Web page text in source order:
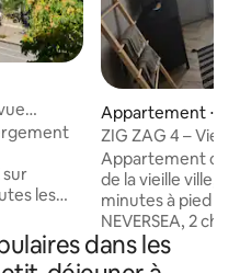
sur
les
ou un
avec
Appartement ⋅
ZIG ZAG 4 –
Appartement
de la vieille ville,
minutes à pied de
NEVERSEA, 2
cuisine avec
plaques de
dans les